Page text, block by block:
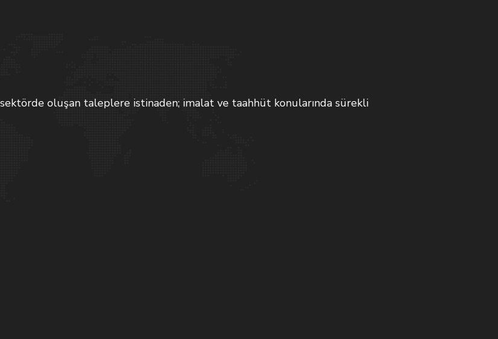
oluşan taleplere istinaden; imalat ve taahhüt konularında sürekli